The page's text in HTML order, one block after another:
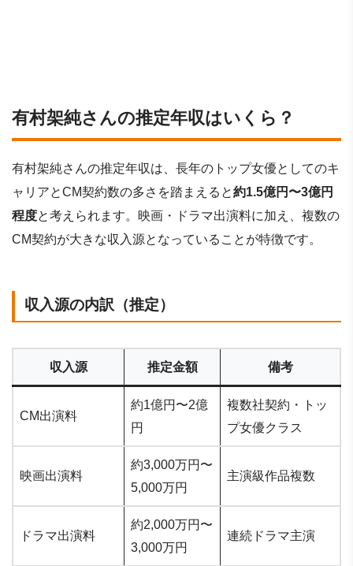
有村架純さんの推定年収はいくら？
有村架純さんの推定年収は、長年のトップ女優としてのキ
ャリアとCM契約数の多さを踏まえると約1.5億円〜3億円
程度と考えられます。映画・ドラマ出演料に加え、複数の
CM契約が大きな収入源となっていることが特徴です。
収入源の内訳（推定）
収入源 推定金額 備考
CM出演料
約1億円〜2億
円
複数社契約・トッ
プ女優クラス
映画出演料
約3,000万円〜
5,000万円
主演級作品複数
ドラマ出演料
約2,000万円〜
3,000万円
連続ドラマ主演